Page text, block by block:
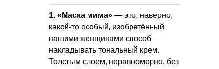
1. «Маска мима» — это, наверно,
какой-то особый, изобретённый
нашими женщинами способ
накладывать тональный крем.
Толстым слоем, неравномерно, без